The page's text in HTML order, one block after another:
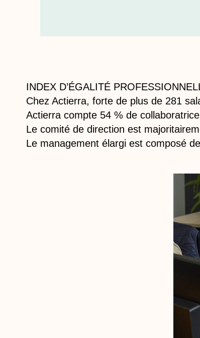
INDEX D’ÉGALITÉ
Chez Actierra, forte de plus de 281
Actierra compte 54 % de
Le comité de direction est
Le management élargi est composé